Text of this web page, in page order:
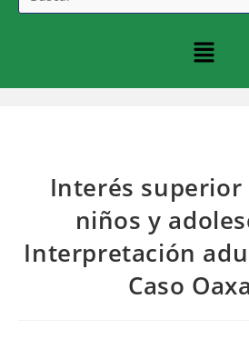
Interés superior
niños y
Interpretación
Caso